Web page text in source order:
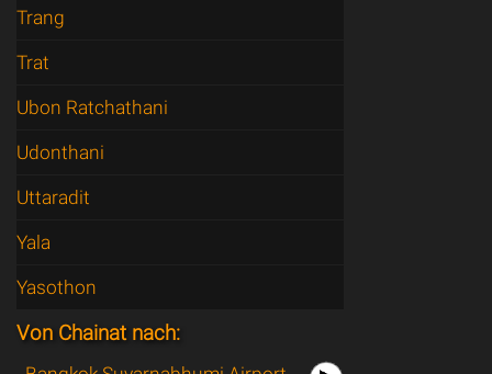
Trang
Trat
Ubon Ratchathani
Udonthani
Uttaradit
Yala
Yasothon
Von Chainat nach: